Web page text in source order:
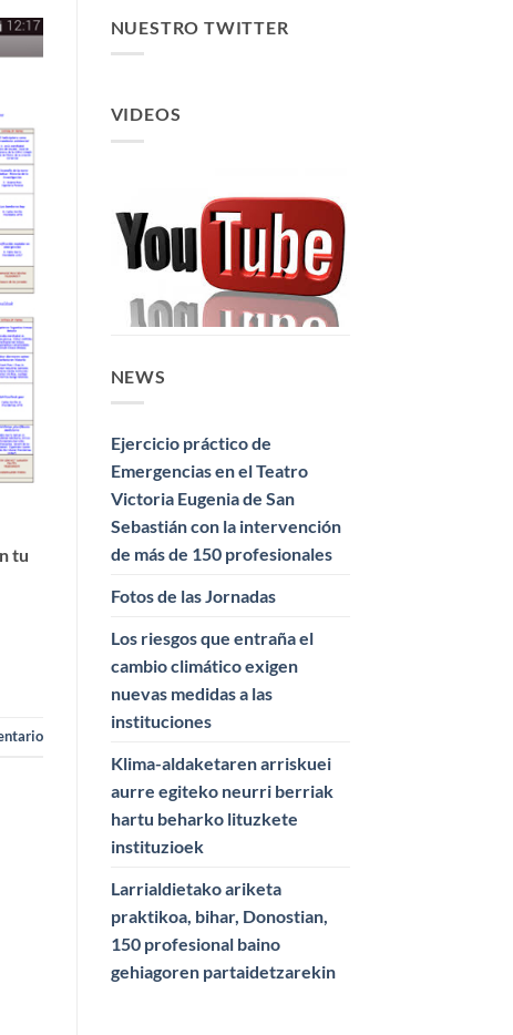
tu
NUESTRO TWITTER
VIDEOS
NEWS
Ejercicio práctico de
Emergencias en el Teatro
Victoria Eugenia de San
Sebastián con la intervención
de más de 150 profesionales
Fotos de las Jornadas
Los riesgos que entraña el
cambio climático exigen
nuevas medidas a las
instituciones
Klima-aldaketaren arriskuei
aurre egiteko neurri berriak
hartu beharko lituzkete
instituzioek
Larrialdietako ariketa
praktikoa, bihar, Donostian,
150 profesional baino
gehiagoren partaidetzarekin